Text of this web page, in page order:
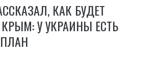
КАК БУДЕТ
У УКРАИНЫ ЕСТЬ